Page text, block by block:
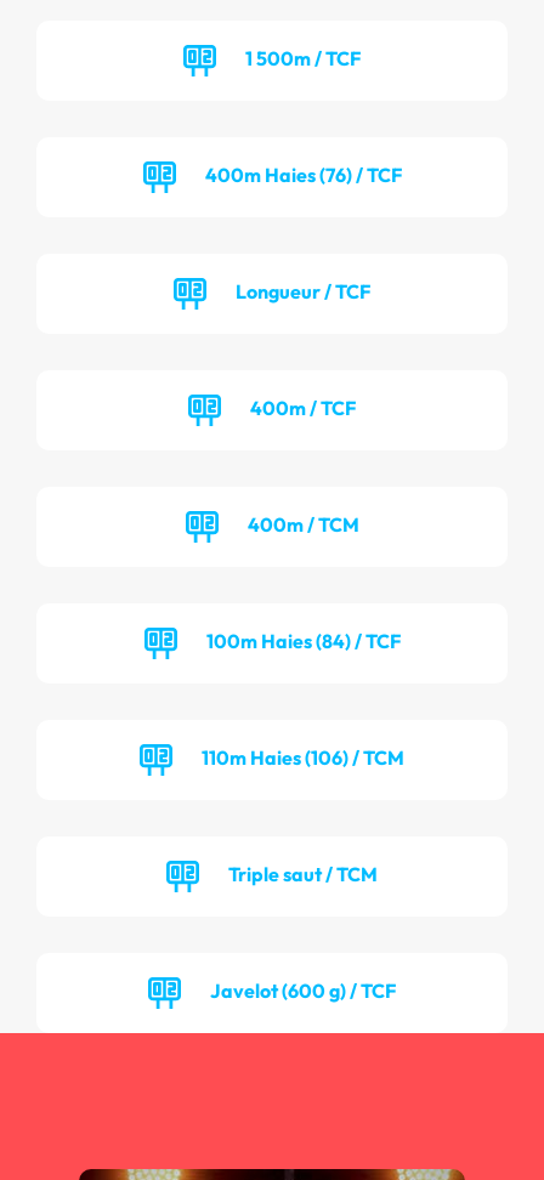
1 500m / TCF
400m Haies (76) / TCF
Longueur / TCF
400m / TCF
400m / TCM
100m Haies (84) / TCF
110m Haies (106) / TCM
Triple saut / TCM
Javelot (600 g) / TCF